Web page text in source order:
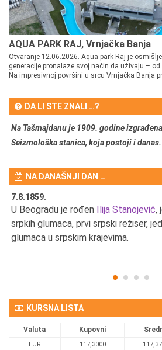
AQUA PARK RAJ, Vrnjačka Banja
Otvaranje 12.06.2026. Aqua park Raj je
generacije pronalaze svoj način da uživaju –
Na impresivnoj površini u srcu Vrnjačka Banja
DA LI STE ZNALI …?
Na Tašmajdanu je 1909. godine
Seizmološka stanica, koja postoji i danas.
NA DANAŠNJI DAN …
7.8.1859.
U Beogradu je rođen Ilija Stanojević,
srpkih glumaca, prvi srpski režiser,
glumaca u srpskim krajevima.
KURSNA LISTA
Valuta Kupovni
EUR 117,3000